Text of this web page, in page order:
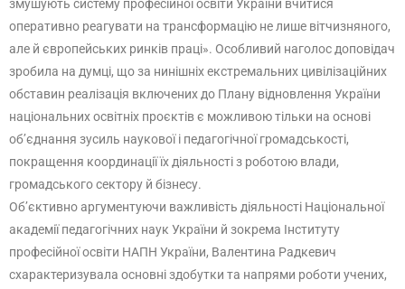
змушують систему професійної освіти України вчитися
оперативно реагувати на трансформацію не лише вітчизняного,
але й європейських ринків праці». Особливий наголос доповідач
зробила на думці, що за нинішніх екстремальних цивілізаційних
обставин реалізація включених до Плану відновлення України
національних освітніх проєктів є можливою тільки на основі
об’єднання зусиль наукової і педагогічної громадськості,
покращення координації їх діяльності з роботою влади,
громадського сектору й бізнесу.
Об’єктивно аргументуючи важливість діяльності Національної
академії педагогічних наук України й зокрема Інституту
професійної освіти НАПН України, Валентина Радкевич
схарактеризувала основні здобутки та напрями роботи учених,